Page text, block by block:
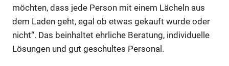
möchten, dass jede Person mit einem Lächeln aus
dem Laden geht, egal ob etwas gekauft wurde oder
nicht“. Das beinhaltet ehrliche Beratung, individuelle
Lösungen und gut geschultes Personal.